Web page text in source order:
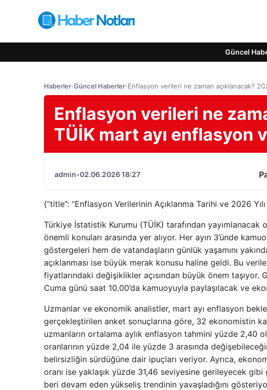
Güncel
Haberler›Güncel Haberler›Enflasyon verileri ne zaman açıklanacak?
Enflasyon verileri ne
TÜİK mart ayı enflasyon
admin•02.06.2026 18:27
{“title”: “Enflasyon Verilerinin Açıklanma Tarihi ve 2026
Türkiye İstatistik Kurumu (TÜİK) tarafından
önemli konuları arasında yer alıyor. Her ayın 3’ünde
göstergeleri hem de vatandaşların günlük yaşamını
açıklanması ise büyük merak konusu haline geldi. Bu
fiyatlarındaki değişiklikler açısından büyük önem
Cuma günü saat 10.00’da kamuoyuyla paylaşılacak ve
Uzmanlar ve ekonomik analistler, mart ayı enflasyon
gerçekleştirilen anket sonuçlarına göre, 32 ekonomistin
uzmanların ortalama aylık enflasyon tahmini yüzde 2,40
oranlarının yüzde 2,04 ile yüzde 3 arasında
belirsizliğin sürdüğüne dair ipuçları veriyor. Ayrıca,
oranı ise yaklaşık yüzde 31,46 seviyesine gerileyecek
beri devam eden yükseliş trendinin yavaşladığını